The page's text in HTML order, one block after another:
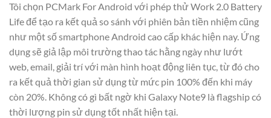
Tôi chọn PCMark For Android với phép thử Work 2.0 Battery
Life để tạo ra kết quả so sánh với phiên bản tiền nhiệm cũng
như một số smartphone Android cao cấp khác hiện nay. Ứng
dụng sẽ giả lập môi trường thao tác hằng ngày như lướt
web, email, giải trí với màn hình hoạt động liên tục, từ đó cho
ra kết quả thời gian sử dụng từ mức pin 100% đến khi máy
còn 20%. Không có gì bất ngờ khi Galaxy Note9 là flagship có
thời lượng pin sử dụng tốt nhất hiện tại.